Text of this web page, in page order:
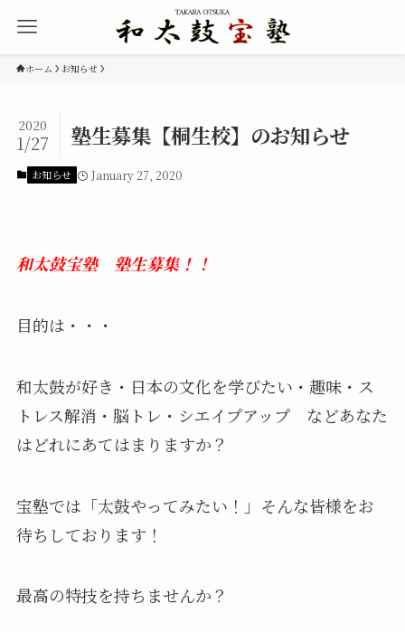
ホーム お知らせ
塾生募集【桐生校】のお知らせ
2020
1/27
お知らせ January 27, 2020
和太鼓宝塾 塾生募集！！
目的は・・・
和太鼓が好き・日本の文化を学びたい・趣味・ス
トレス解消・脳トレ・シエイプアップ などあなた
はどれにあてはまりますか？
宝塾では「太鼓やってみたい！」そんな皆様をお
待ちしております！
最高の特技を持ちませんか？